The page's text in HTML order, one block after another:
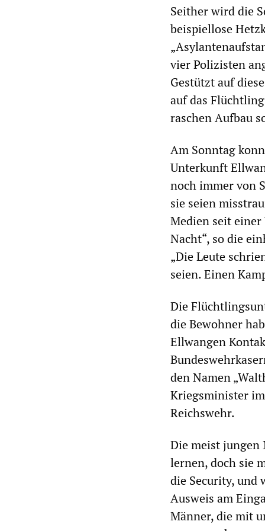
Seither wird die
beispiellose
vier Polizisten
Gestützt auf
auf das
raschen Aufbau
Am Sonntag
Unterkunft
noch immer von
sie seien
Medien seit einer
Nacht“, so die
„Die Leute
seien. Einen
Die
die Bewohner
Ellwangen
den Namen
Kriegsminister
Reichswehr.
Die meist jungen
lernen, doch sie
die Security, und
Ausweis am
Männer, die mit